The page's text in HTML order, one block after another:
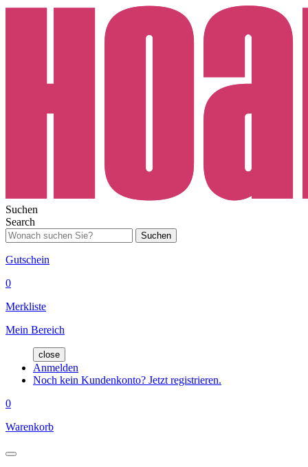
Suchen
Search
Suchen
Gutschein
0
Merkliste
Mein Bereich
close
Anmelden
Noch kein Kundenkonto? Jetzt registrieren.
0
Warenkorb